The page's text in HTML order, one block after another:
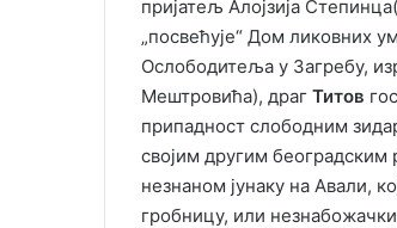
пријатељ Алојзија
„посвећује“ Дом ликовних
Ослободитеља у Загребу,
Мештровића), драг Титов
припадност слободним
својим другим
незнаном јунаку на Авали,
гробницу, или